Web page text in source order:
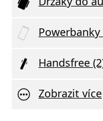
Powerbanky
Handsfree
Zobrazit více